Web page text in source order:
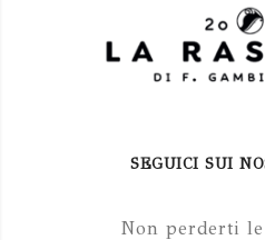
SEGUICI SUI
Non perderti